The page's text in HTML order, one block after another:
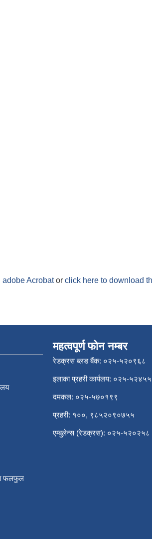
adobe Acrobator click here to download
फलफुल
महत्वपूर्ण फोन नम्बर
रेडक्रस ब्लड बैंक: ०२५-५२०९६८
इलाका प्रहरी कार्यलय: ०२५-
दमकल: ०२५-५७०१९९
प्रहरी: १००, ९८५२०९०७५५
एम्बुलेन्स (रेडक्रस): ०२५-५२०२५८